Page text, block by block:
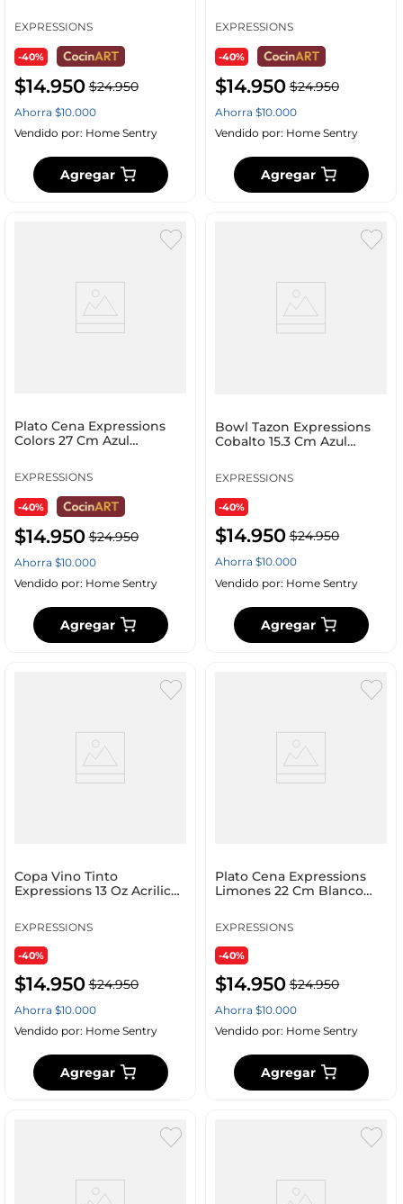
EXPRESSIONS
-40%
$14.950 $24.950
Ahorra $10.000
Vendido por: Home Sentry
Agregar
EXPRESSIONS
-40%
$14.950 $24.950
Ahorra $10.000
Vendido por: Home Sentry
Agregar
Plato Cena Expressions
Colors 27 Cm Azul
EXPRESSIONS
-40%
$14.950 $24.950
Ahorra $10.000
Vendido por: Home Sentry
Agregar
Bowl Tazon Expressions
Cobalto 15.3 Cm Azul
EXPRESSIONS
-40%
$14.950 $24.950
Ahorra $10.000
Vendido por: Home Sentry
Agregar
Copa Vino Tinto
Expressions 13 Oz Acrilico
EXPRESSIONS
-40%
$14.950 $24.950
Ahorra $10.000
Vendido por: Home Sentry
Agregar
Plato Cena Expressions
Limones 22 Cm Blanco
EXPRESSIONS
-40%
$14.950 $24.950
Ahorra $10.000
Vendido por: Home Sentry
Agregar